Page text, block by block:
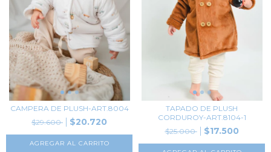
CAMPERA DE PLUSH-ART.8004
$29.600
$20.720
AGREGAR AL CARRITO
TAPADO DE PLUSH
CORDUROY-ART.8104-1
$25.000
$17.500